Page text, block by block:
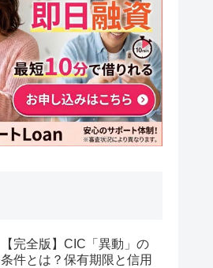
【完全版】CIC「異動」の
条件とは？保有期限と信用